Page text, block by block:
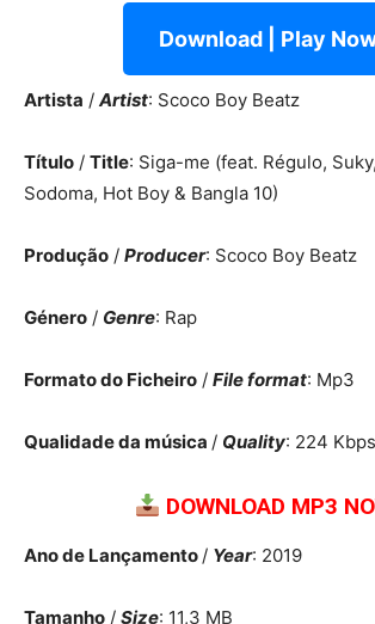
Download | Play
Artista / Artist: Scoco Boy Beatz
Título / Title: Siga-me (feat. Régulo,
Sodoma, Hot Boy & Bangla 10)
Produção / Producer: Scoco Boy Beatz
Género / Genre: Rap
Formato do Ficheiro / File format: Mp3
Qualidade da música / Quality: 224 Kbps
DOWNLOAD MP3
Ano de Lançamento / Year: 2019
Tamanho / Size: 11,3 MB